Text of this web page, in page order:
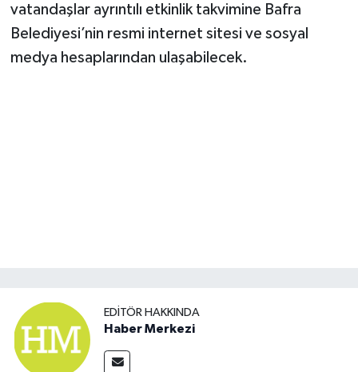
vatandaşlar ayrıntılı etkinlik takvimine Bafra
Belediyesi’nin resmi internet sitesi ve sosyal
medya hesaplarından ulaşabilecek.
EDITÖR HAKKINDA
Haber Merkezi